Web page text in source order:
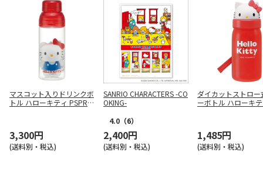
マスコット入りドリンクボ
トル ハローキティ PSPR5
3,300円
(送料別・税込)
SANRIO CHARACTERS -CO
OKING-
4.0 （6）
2,400円
(送料別・税込)
ダイカットストロー
ーボトル ハローキ
1,485円
(送料別・税込)